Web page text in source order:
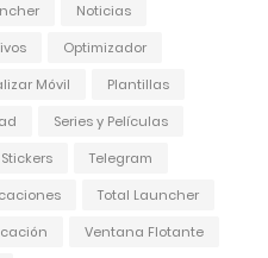
Noticias
Optimizador
Móvil
Plantillas
Series y Películas
Stickers
Telegram
Total Launcher
Ventana Flotante